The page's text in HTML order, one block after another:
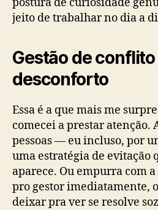
jeito de trabalhar no dia a
Gestão de
desconforto
Essa é a que mais me
comecei a prestar atenção.
pessoas — eu incluso, por
uma estratégia de evitação
aparece. Ou empurra com
pro gestor imediatamente,
deixar pra ver se resolve